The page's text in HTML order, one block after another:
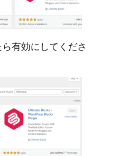
有効にしてくださ